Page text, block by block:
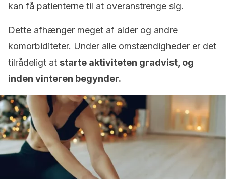
kan få patienterne til at overanstrenge sig.
Dette afhænger meget af alder og andre
komorbiditeter. Under alle omstændigheder er det
tilrådeligt at starte aktiviteten gradvist, og
inden vinteren begynder.